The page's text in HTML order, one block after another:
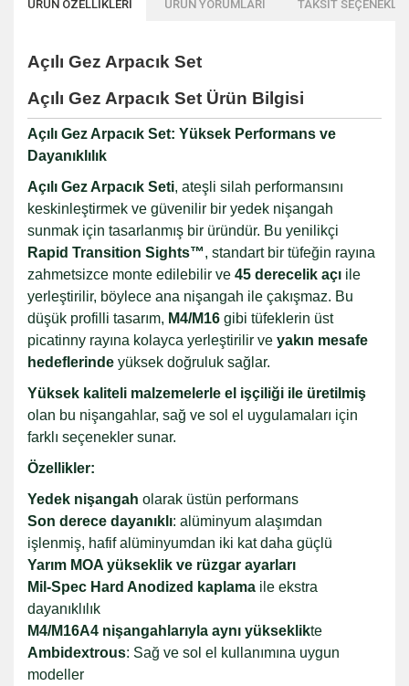
ÜRÜN ÖZELLİKLERİ ÜRÜN YORUMLARI TAKSİT
Açılı Gez Arpacık Set
Açılı Gez Arpacık Set Ürün Bilgisi
Açılı Gez Arpacık Set: Yüksek Performans ve
Dayanıklılık
Açılı Gez Arpacık Seti, ateşli silah performansını
keskinleştirmek ve güvenilir bir yedek nişangah
sunmak için tasarlanmış bir üründür. Bu yenilikçi
Rapid Transition Sights™, standart bir tüfeğin rayına
zahmetsizce monte edilebilir ve 45 derecelik açı ile
yerleştirilir, böylece ana nişangah ile çakışmaz. Bu
düşük profilli tasarım, M4/M16 gibi tüfeklerin üst
picatinny rayına kolayca yerleştirilir ve yakın mesafe
hedeflerinde yüksek doğruluk sağlar.
Yüksek kaliteli malzemelerle el işçiliği ile üretilmiş
olan bu nişangahlar, sağ ve sol el uygulamaları için
farklı seçenekler sunar.
Özellikler:
Yedek nişangah olarak üstün performans
Son derece dayanıklı: alüminyum alaşımdan
işlenmiş, hafif alüminyumdan iki kat daha güçlü
Yarım MOA yükseklik ve rüzgar ayarları
Mil-Spec Hard Anodized kaplama ile ekstra
dayanıklılık
M4/M16A4 nişangahlarıyla aynı yükseklikte
Ambidextrous: Sağ ve sol el kullanımına uygun
modeller